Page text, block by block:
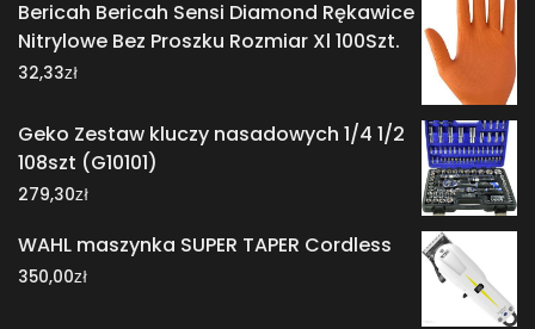
Bericah Bericah Sensi Diamond Rękawice
Nitrylowe Bez Proszku Rozmiar Xl 100Szt.
32,33zł
Geko Zestaw kluczy nasadowych 1/4 1/2
108szt (G10101)
279,30zł
WAHL maszynka SUPER TAPER Cordless
350,00zł